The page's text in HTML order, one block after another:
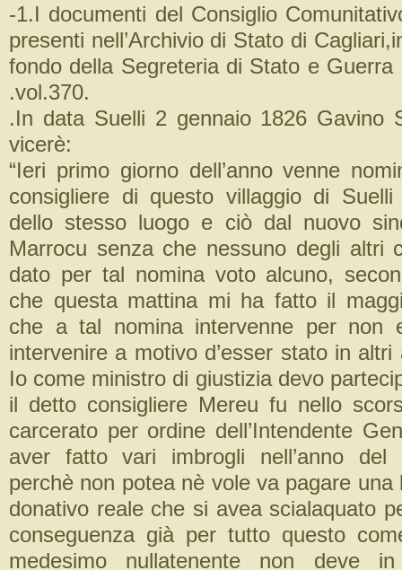
-1.I documenti del Consiglio
presenti nell’Archivio di Stato di
fondo della Segreteria di Stato e Guerra
.vol.370.
.In data Suelli 2 gennaio 1826 Gavino
vicerè:
“Ieri primo giorno dell’anno venne
consigliere di questo villaggio di Suelli
dello stesso luogo e ciò dal nuovo
Marrocu senza che nessuno degli altri
dato per tal nomina voto alcuno,
che questa mattina mi ha fatto il
che a tal nomina intervenne per non
intervenire a motivo d’esser stato in
Io come ministro di giustizia devo
il detto consigliere Mereu fu nello
carcerato per ordine dell’Intendente
aver fatto vari imbrogli nell’anno del
perchè non potea nè vole va pagare una
donativo reale che si avea scialaquato
conseguenza già per tutto questo
medesimo nullatenente non deve